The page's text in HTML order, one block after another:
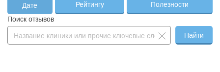
Дате Рейтингу
Полезности
Поиск отзывов
Найти